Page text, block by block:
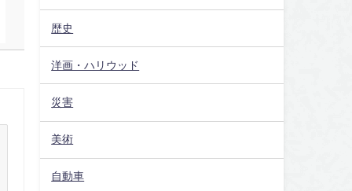
歴史
洋画・ハリウッド
災害
美術
自動車